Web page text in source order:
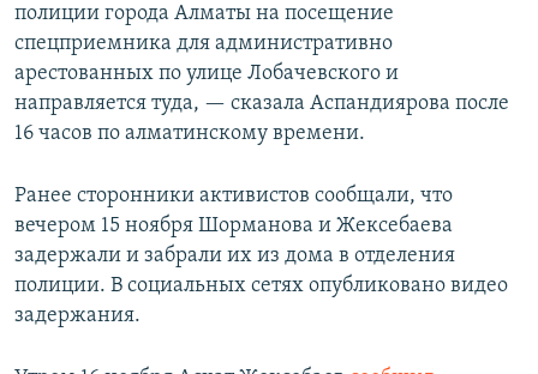
полиции города Алматы на посещение
спецприемника для административно
арестованных по улице Лобачевского и
направляется туда, — сказала Аспандиярова после
16 часов по алматинскому времени.
Ранее сторонники активистов сообщали, что
вечером 15 ноября Шорманова и Жексебаева
задержали и забрали их из дома в отделения
полиции. В социальных сетях опубликовано видео
задержания.